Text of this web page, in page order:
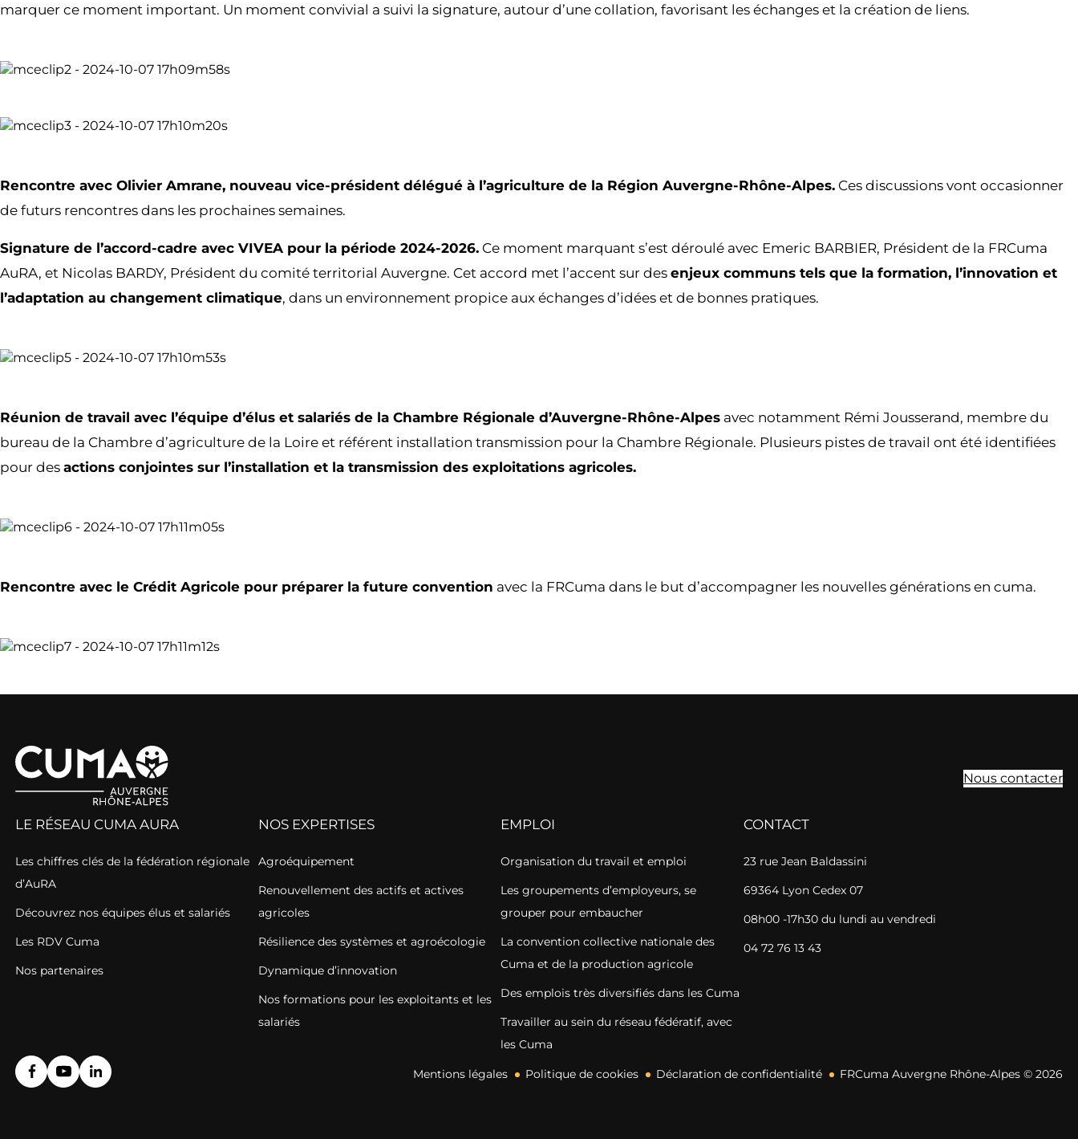
marquer ce moment important. Un moment convivial a suivi la signature, autour d’une collation, favorisant les échanges et la création de liens.
Rencontre avec Olivier Amrane, nouveau vice-président délégué à l’agriculture de la Région Auvergne-Rhône-Alpes. Ces discussions vont occasionner
de futurs rencontres dans les prochaines semaines.
Signature de l’accord-cadre avec VIVEA pour la période 2024-2026. Ce moment marquant s’est déroulé avec Emeric BARBIER, Président de la FRCuma
AuRA, et Nicolas BARDY, Président du comité territorial Auvergne. Cet accord met l’accent sur des enjeux communs tels que la formation, l’innovation et
l’adaptation au changement climatique, dans un environnement propice aux échanges d’idées et de bonnes pratiques.
Réunion de travail avec l’équipe d’élus et salariés de la Chambre Régionale d’Auvergne-Rhône-Alpes avec notamment Rémi Jousserand, membre du
bureau de la Chambre d’agriculture de la Loire et référent installation transmission pour la Chambre Régionale. Plusieurs pistes de travail ont été identifiées
pour des actions conjointes sur l’installation et la transmission des exploitations agricoles.
Rencontre avec le Crédit Agricole pour préparer la future convention avec la FRCuma dans le but d’accompagner les nouvelles générations en cuma.
Nous contacter
LE RÉSEAU CUMA AURA
Les chiffres clés de la fédération régionale
d’AuRA
Découvrez nos équipes élus et salariés
Les RDV Cuma
Nos partenaires
NOS EXPERTISES
Agroéquipement
Renouvellement des actifs et actives
agricoles
Résilience des systèmes et agroécologie
Dynamique d’innovation
Nos formations pour les exploitants et les
salariés
EMPLOI
Organisation du travail et emploi
Les groupements d’employeurs, se
grouper pour embaucher
La convention collective nationale des
Cuma et de la production agricole
Des emplois très diversifiés dans les Cuma
Travailler au sein du réseau fédératif, avec
les Cuma
CONTACT
23 rue Jean Baldassini
69364 Lyon Cedex 07
08h00 -17h30 du lundi au vendredi
04 72 76 13 43
Mentions légales Politique de cookies Déclaration de confidentialité FRCuma Auvergne Rhône-Alpes © 2026